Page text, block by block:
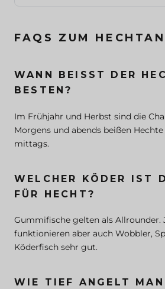
FAQS ZUM
WANN BEISST DER
ESTEN?
Im Frühjahr und Herbst sind die
Morgens und abends beißen
mittags.
WELCHER KÖDER IST
FÜR HECHT?
Gummifische gelten als Allrounder.
funktionieren aber auch Wobbler,
Köderfisch sehr gut.
WIE TIEF ANGELT